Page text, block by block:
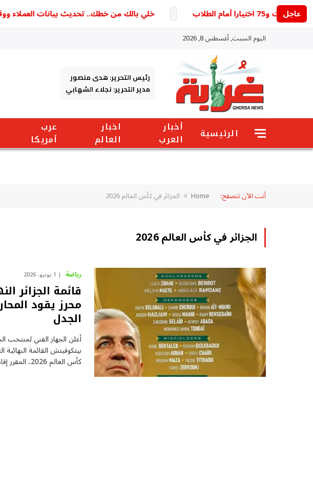
عاجل خلي بالك من خطك.. تحديث بيانات العملاء ووقف
اليوم السبت, أغسطس 8, 2026
رئيس التحرير: هدى منصور
مدير التحرير: نجلاء الشهابي
الرئيسية
أخبار
العرب
اخبار
العالم
عرب
أمريكا
أنت الآن تتصفح: Home
» الجزائر في كأس العالم 2026
الجزائر في كأس العالم 2026
رياضة 1 يونيو، 2026
محرز يقود
الجدل
أعلن الجهاز الفني لمنتخب
بيتكوفيتش القائمة
كأس العالم 2026، المقرر إقامتها في الولايات…